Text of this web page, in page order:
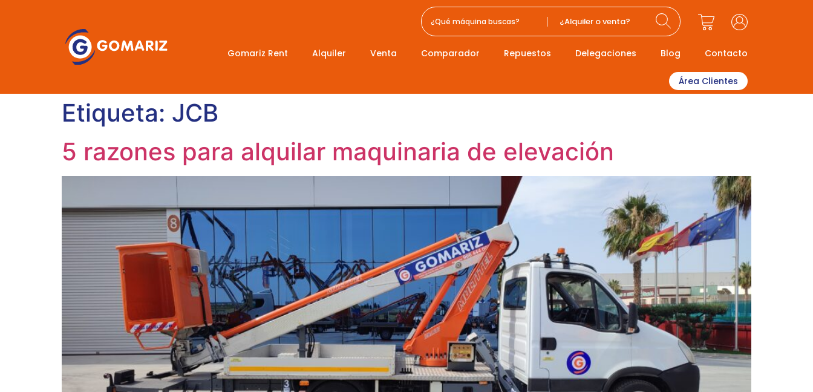
¿Alquiler o venta?
Gomariz Rent Alquiler Venta Comparador Repuestos Delegaciones Blog Contacto
Área Clientes
Etiqueta: JCB
5 razones para alquilar maquinaria de elevación